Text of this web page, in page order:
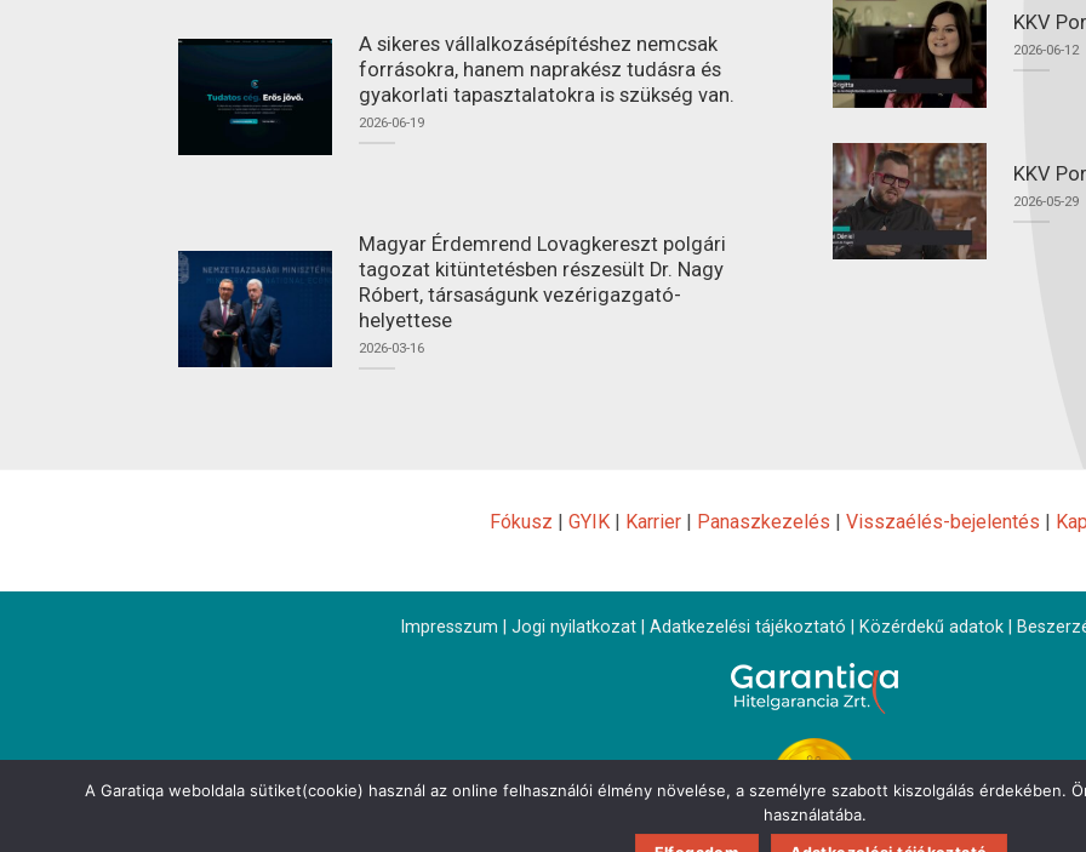
A sikeres vállalkozásépítéshez nemcsak
forrásokra, hanem naprakész tudásra és
gyakorlati tapasztalatokra is szükség van.
2026-06-19
Magyar Érdemrend Lovagkereszt polgári
tagozat kitüntetésben részesült Dr. Nagy
Róbert, társaságunk vezérigazgató-
helyettese
2026-03-16
KKV
2026-06-12
KKV
2026-05-29
Fókusz GYIK| Karrier| Panaszkezelés Visszaélés-bejelentés
Impresszum Jogi nyilatkozat| Adatkezelési tájékoztató Közérdekű adatok|
A Garatiqa weboldala sütiket(cookie) használ az online felhasználói élmény növelése, a személyre szabott kiszolgálás érdekében.
használatába.